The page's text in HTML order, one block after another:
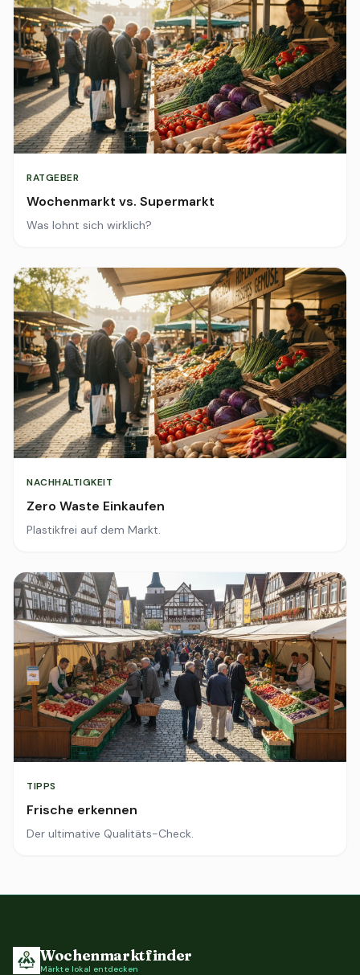
RATGEBER
Wochenmarkt vs. Supermarkt
Was lohnt sich wirklich?
NACHHALTIGKEIT
Zero Waste Einkaufen
Plastikfrei auf dem Markt.
TIPPS
Frische erkennen
Der ultimative Qualitäts-Check.
Wochenmarktfinder
Märkte lokal entdecken